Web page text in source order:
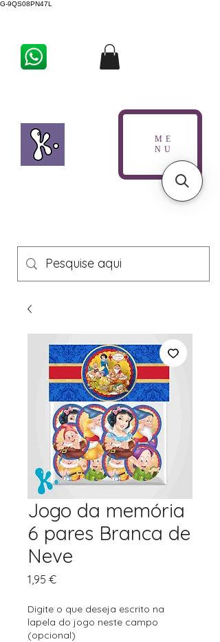
G-9QS08PN47L
ME
NU
Jogo da memória
6 pares Branca de
Neve
1,95 €Preço
Digite o que deseja escrito na
lapela do jogo neste campo
(opcional)